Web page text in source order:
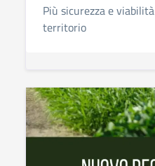
Più sicurezza e
territorio